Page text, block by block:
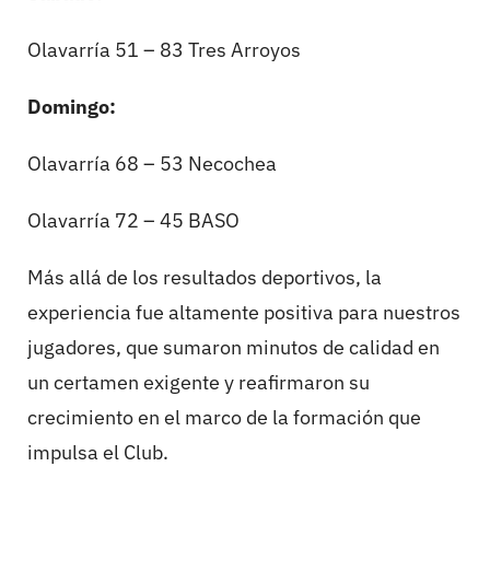
Olavarría 51 – 83 Tres Arroyos
Domingo:
Olavarría 68 – 53 Necochea
Olavarría 72 – 45 BASO
Más allá de los resultados deportivos, la
experiencia fue altamente positiva para nuestros
jugadores, que sumaron minutos de calidad en
un certamen exigente y reafirmaron su
crecimiento en el marco de la formación que
impulsa el Club.